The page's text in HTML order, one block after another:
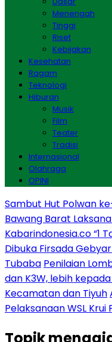
Menengah
Tinggi
Riset
Kebijakan
Kesehatan
Ragam
Teknologi
Hiburan
Musik
Film
Teater
Tradisi
Internasional
Olahraga
OPINI
Sambut Hut Polwan
Bawang Barat
Kabarindonesia.co “1
Dibuka Firsada
Tubaba Penilaian
dan K3W, lebih
Kecamatan dan Tiyuh
Pelaksanaan WSL Krui